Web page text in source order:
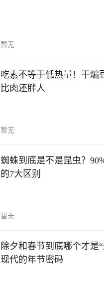
暂无
吃素不等于低热量！干
比肉还胖人
暂无
蜘蛛到底是不是昆虫？
的7大区别
暂无
除夕和春节到底哪个才是
现代的年节密码